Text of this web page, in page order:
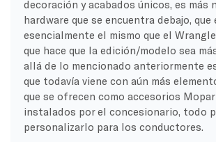
decoración y acabados únicos, es más
hardware que se encuentra debajo, que
esencialmente el mismo que el
que hace que la edición/modelo sea
allá de lo mencionado anteriormente
que todavía viene con aún más
que se ofrecen como accesorios
instalados por el concesionario, todo
personalizarlo para los conductores.